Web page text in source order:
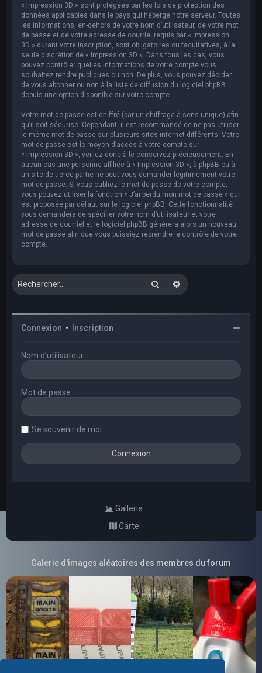
« Impression 3D » sont protégées par les lois de protection des
données applicables dans le pays qui héberge notre serveur. Toutes
les informations, en-dehors de votre nom d’utilisateur, de votre mot
de passe et de votre adresse de courriel requis par « Impression
3D » durant votre inscription, sont obligatoires ou facultatives, à la
seule discrétion de « Impression 3D ». Dans tous les cas, vous
pouvez contrôler quelles informations de votre compte vous
souhaitez rendre publiques ou non. De plus, vous pouvez décider
de vous abonner ou non à la liste de diffusion du logiciel phpBB
depuis une option disponible sur votre compte.
Votre mot de passe est chiffré (par un chiffrage à sens unique) afin
qu’il soit sécurisé. Cependant, il est recommandé de ne pas utiliser
le même mot de passe sur plusieurs sites internet différents. Votre
mot de passe est le moyen d’accès à votre compte sur
« Impression 3D », veillez donc à le conservez précieusement. En
aucun cas une personne affiliée à « Impression 3D », à phpBB ou à
un site de tierce partie ne peut vous demander légitimement votre
mot de passe. Si vous oubliez le mot de passe de votre compte,
vous pouvez utiliser la fonction « J’ai perdu mon mot de passe » qui
est proposée par défaut sur le logiciel phpBB. Cette fonctionnalité
vous demandera de spécifier votre nom d’utilisateur et votre
adresse de courriel et le logiciel phpBB générera alors un nouveau
mot de passe afin que vous puissiez reprendre le contrôle de votre
compte.
RechercherRecherche avancée
Connexion • Inscription
Nom d’utilisateur :
Mot de passe :
Se souvenir de moi
Gallerie
Carte
Galerie d'images aléatoires des membres du forum